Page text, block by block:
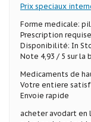
Prix speciaux
Forme medicale:
Prescription
Disponibilité: In
Note 4,93 / 5 sur la
Medicaments de
Votre entiere
Envoie rapide
acheter avodart